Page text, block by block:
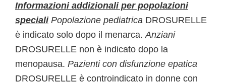
Informazioni addizionali per popolazioni
speciali Popolazione pediatrica DROSURELLE
è indicato solo dopo il menarca.Anziani
DROSURELLE non è indicato dopo la
menopausa. Pazienti con disfunzione epatica
DROSURELLE è controindicato in donne con